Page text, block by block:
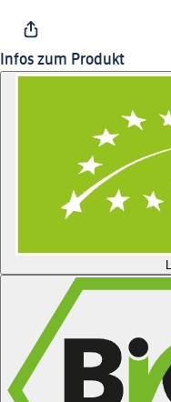
Infos zum Produkt